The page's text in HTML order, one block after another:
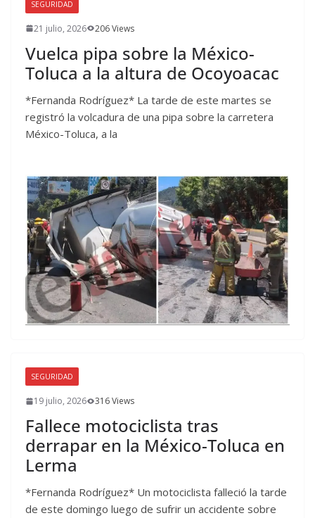
SEGURIDAD
21 julio, 2026 206 Views
Vuelca pipa sobre la México-
Toluca a la altura de Ocoyoacac
*Fernanda Rodríguez* La tarde de este martes se
registró la volcadura de una pipa sobre la carretera
México-Toluca, a la
SEGURIDAD
19 julio, 2026 316 Views
Fallece motociclista tras
derrapar en la México-Toluca en
Lerma
*Fernanda Rodríguez* Un motociclista falleció la tarde
de este domingo luego de sufrir un accidente sobre